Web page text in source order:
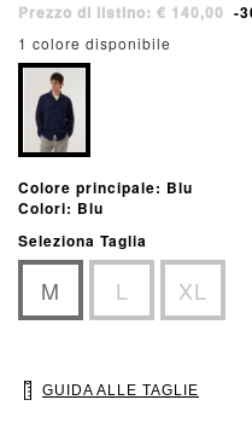
Prezzo di listino: € 140,00 -
1 colore disponibile
Colore principale: Blu
Colori: Blu
Seleziona Taglia
M L XL
GUIDA ALLE TAGLIE